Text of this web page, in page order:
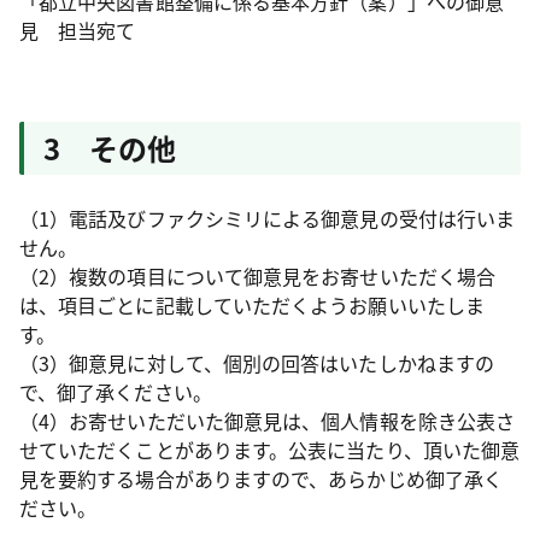
見 担当宛て
3 その他
（1）電話及びファクシミリによる御意見の受付は行いま
せん。
（2）複数の項目について御意見をお寄せいただく場合
は、項目ごとに記載していただくようお願いいたしま
す。
（3）御意見に対して、個別の回答はいたしかねますの
で、御了承ください。
（4）お寄せいただいた御意見は、個人情報を除き公表さ
せていただくことがあります。公表に当たり、頂いた御意
見を要約する場合がありますので、あらかじめ御了承く
ださい。